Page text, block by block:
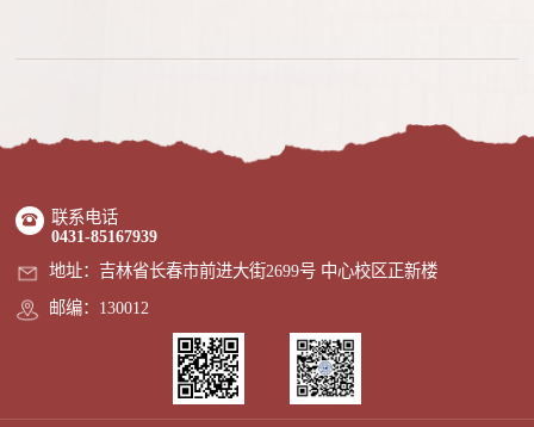
联系电话
0431-85167939
地址：吉林省长春市前进大街2699号 中心校区正新楼
邮编：130012